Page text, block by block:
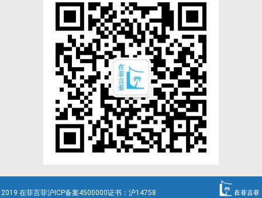
2019 在菲言菲沪ICP备案4500000证书：沪14758